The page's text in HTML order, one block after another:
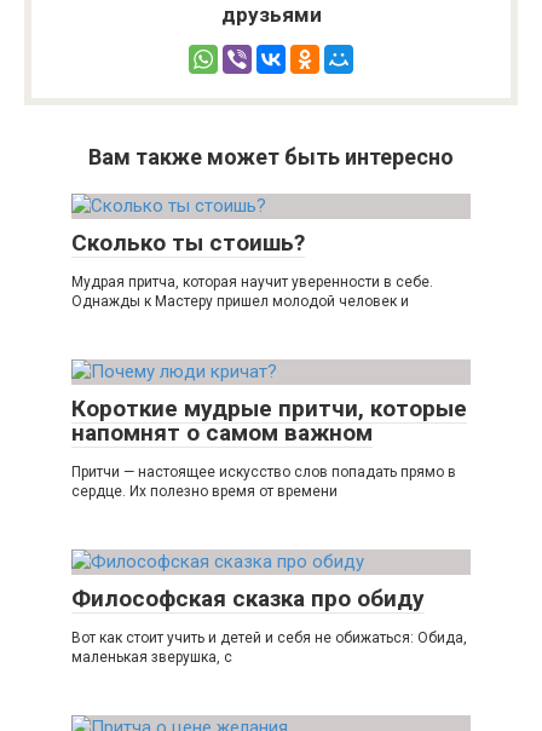
друзьями
Вам также может быть интересно
Сколько ты стоишь?
Мудрая притча, которая научит уверенности в себе.
Однажды к Мастеру пришел молодой человек и
Короткие мудрые притчи, которые
напомнят о самом важном
Притчи — настоящее искусство слов попадать прямо в
сердце. Их полезно время от времени
Философская сказка про обиду
Вот как стоит учить и детей и себя не обижаться: Обида,
маленькая зверушка, с